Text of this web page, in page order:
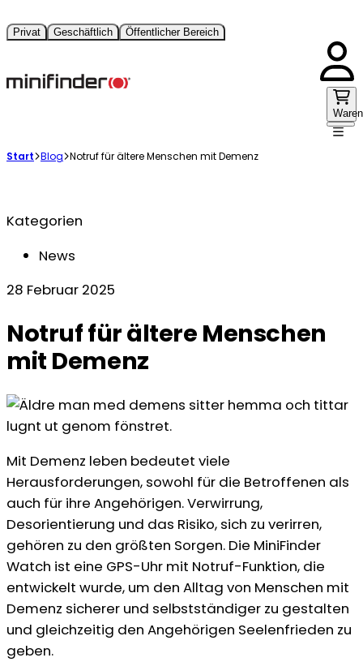
Privat Geschäftlich Öffentlicher Bereich
Start Blog Notruf für ältere Menschen mit Demenz
Kategorien
News
28 Februar 2025
Notruf für ältere Menschen
mit Demenz
Mit Demenz leben bedeutet viele
Herausforderungen, sowohl für die Betroffenen als
auch für ihre Angehörigen. Verwirrung,
Desorientierung und das Risiko, sich zu verirren,
gehören zu den größten Sorgen. Die MiniFinder
Watch ist eine GPS-Uhr mit Notruf-Funktion, die
entwickelt wurde, um den Alltag von Menschen mit
Demenz sicherer und selbstständiger zu gestalten
und gleichzeitig den Angehörigen Seelenfrieden zu
geben.